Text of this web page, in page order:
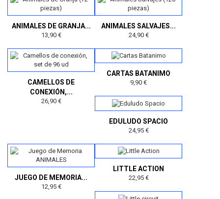
ANIMALES DE GRANJA...
13,90 €
ANIMALES SALVAJES...
24,90 €
CAMELLOS DE
CONEXIÓN,...
26,90 €
CARTAS BATANIMO
9,90 €
EDULUDO SPACIO
24,95 €
JUEGO DE MEMORIA...
12,95 €
LITTLE ACTION
22,95 €